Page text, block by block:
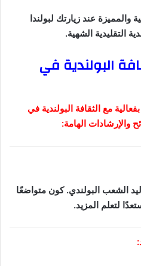
والمميزة عند زيارتك لبولندا
التقليدية الشهية.
البولندية في
مع الثقافة البولندية في
والإرشادات الهامة:
الشعب البولندي. كون متواضعًا
لتعلم المزيد.